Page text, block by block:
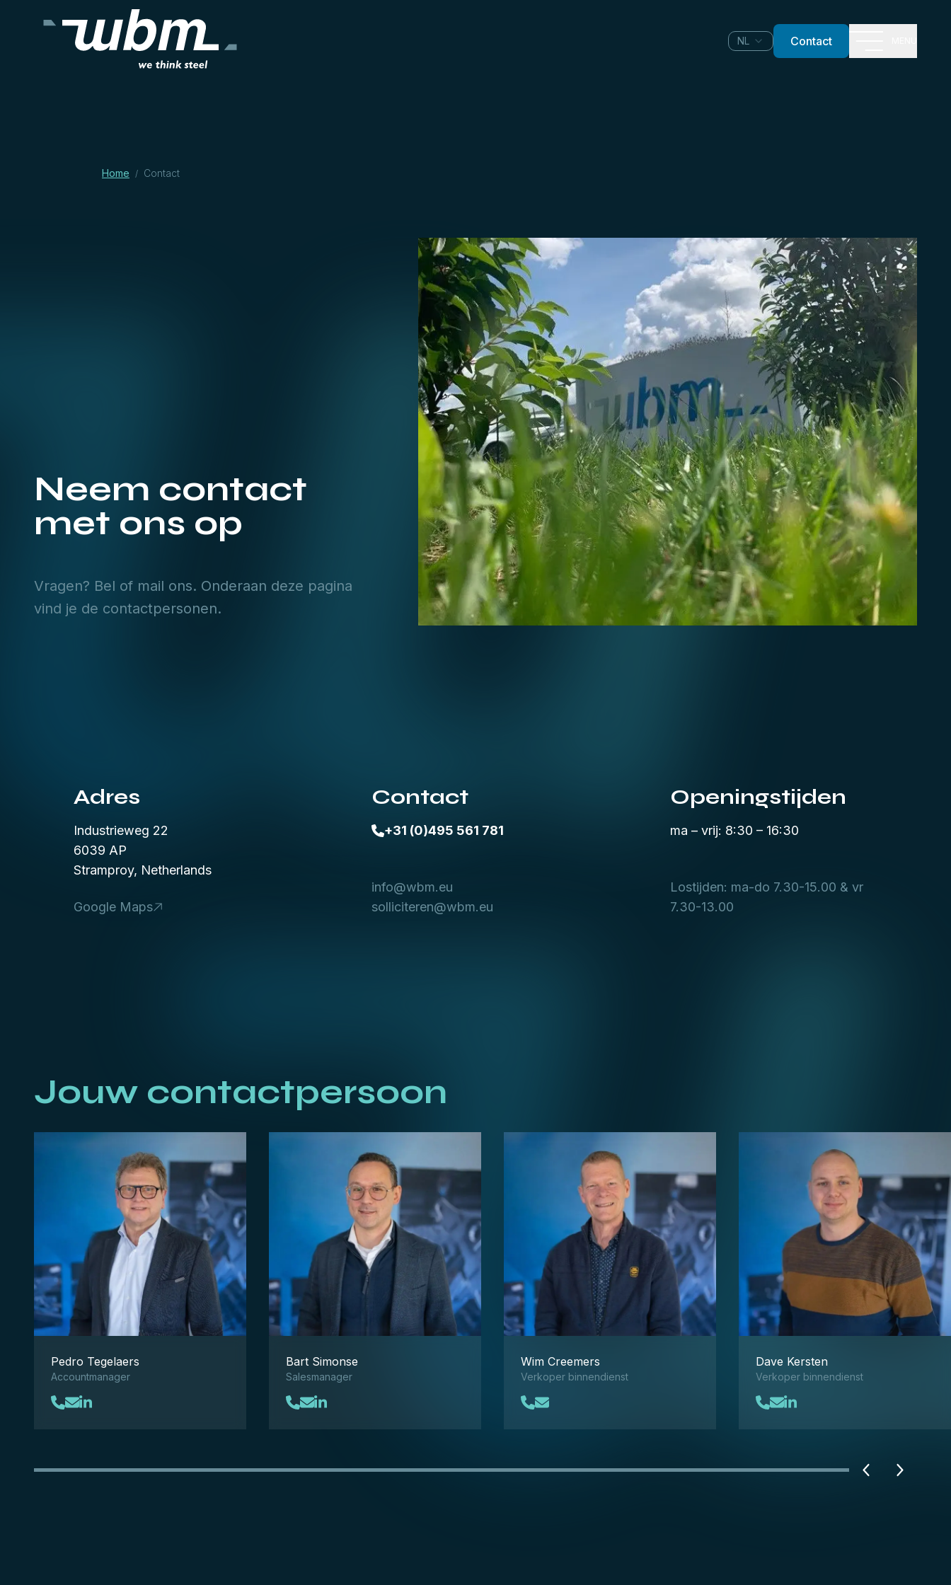
NL Contact
Home / Contact
Neem contact
met ons op
Vragen? Bel of mail ons. Onderaan deze pagina
vind je de contactpersonen.
Adres
Industrieweg 22
6039 AP
Stramproy, Netherlands
Google Maps
Contact
+31 (0)495 561 781
info@wbm.eu
solliciteren@wbm.eu
Openingstijden
ma – vrij: 8:30 – 16:30
Lostijden: ma-do 7.30-15.00 & vr
7.30-13.00
Jouw contactpersoon
Pedro Tegelaers
Accountmanager
Bart Simonse
Salesmanager
Wim Creemers
Verkoper binnendienst
Dave Kersten
Verkoper binnendienst